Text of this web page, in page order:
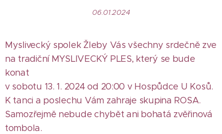
06.01.2024
Myslivecký spolek Žleby Vás všechny srdečně zve
na tradiční MYSLIVECKÝ PLES, který se bude
konat
v sobotu 13. 1. 2024 od 20:00 v Hospůdce U Kosů.
K tanci a poslechu Vám zahraje skupina ROSA.
Samozřejmě nebude chybět ani bohatá zvěřinová
tombola.